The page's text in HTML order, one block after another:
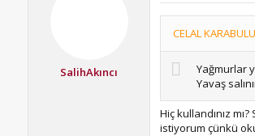
SalihAkıncı
CELAL
Yağmurlar
Yavaş
Hiç kullandınız
istiyorum çünkü